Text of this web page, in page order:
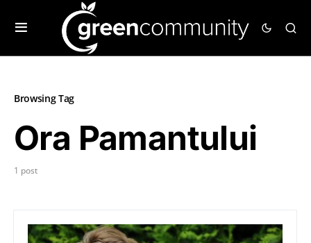
Browsing Tag
Ora Pamantului
1 post